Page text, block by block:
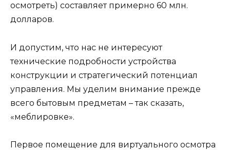
осмотреть) составляет примерно 60 млн.
долларов.
И допустим, что нас не интересуют
технические подробности устройства
конструкции и стратегический потенциал
управления. Мы уделим внимание прежде
всего бытовым предметам – так сказать,
«меблировке».
Первое помещение для виртуального осмотра